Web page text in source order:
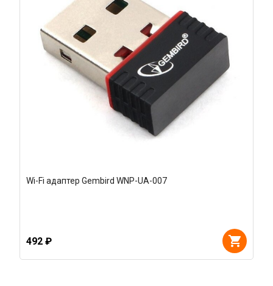
Wi-Fi адаптер Gembird WNP-UA-007
492 ₽